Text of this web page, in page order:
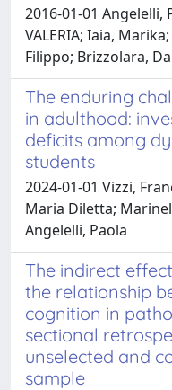
2016-01-01 Angelelli,
VALERIA; Iaia,
Filippo; Brizzolara,
The enduring
in adulthood:
deficits among
students
2024-01-01 Vizzi,
Maria Diletta;
Angelelli, Paola
The indirect
the relationship
cognition in
sectional
unselected and
sample